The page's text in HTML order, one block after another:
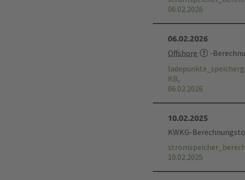
06.02.2026
06.02.2026
Offshore
-
KB,
06.02.2026
10.02.2025
KWKG-
10.02.2025